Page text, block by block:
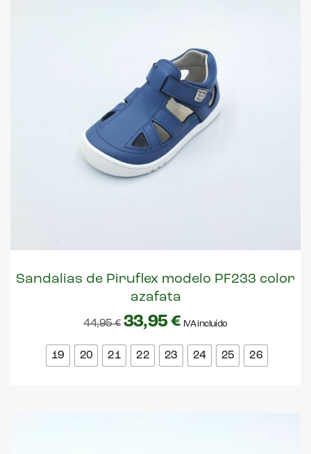
Sandalias de Piruflex modelo PF233 color
azafata
44,95€ 33,95€ IVA incluído
19 20 21 22 23 24 25 26